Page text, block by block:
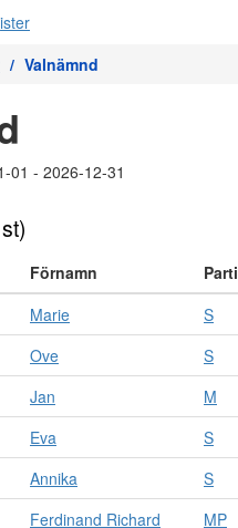
Valnämnd
01 - 2026-12-31
Förnamn Parti
Marie S
Ove S
Jan M
Eva S
Annika S
Ferdinand Richard MP